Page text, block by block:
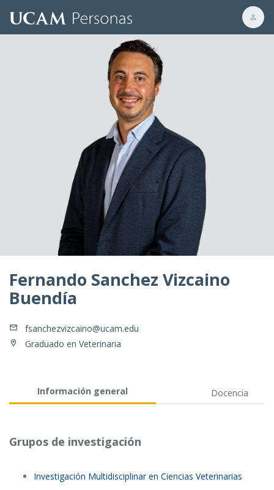
Fernando Sanchez Vizcaino
Buendía
fsanchezvizcaino@ucam.edu
Graduado en Veterinaria
Información general Docencia
Grupos de investigación
Investigación Multidisciplinar en Ciencias Veterinarias